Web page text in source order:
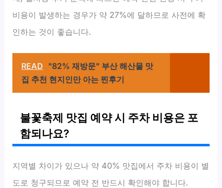
비용이 발생하는 경우가 약 27%에 달하므로 사전에 확
인하는 것이 좋습니다.
READ "82% 재방문" 부산 해산물 맛
집 추천 현지인만 아는 찐후기
불꽃축제 맛집 예약 시 주차 비용은 포
함되나요?
지역별 차이가 있으나 약 40% 맛집에서 주차 비용이 별
도로 청구되므로 예약 전 반드시 확인해야 합니다.